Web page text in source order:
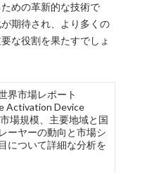
めの革新的な技術で
期待され、より多くの
な役割を果たすでしょ
界市場レポート
Activation Device
場規模、主要地域と国
ーヤーの動向と市場シ
について詳細な分析を